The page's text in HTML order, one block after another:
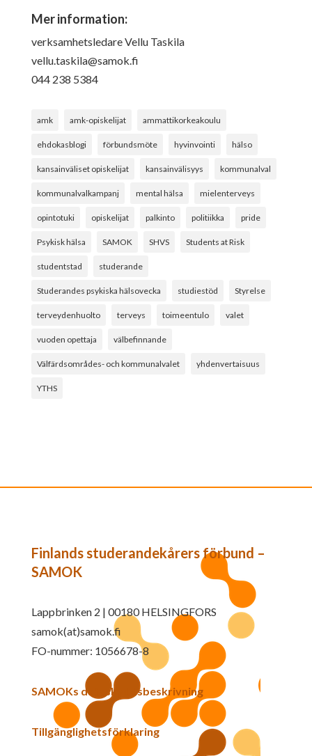
Mer information:
verksamhetsledare Vellu Taskila
vellu.taskila@samok.fi
044 238 5384
amk amk-opiskelijat ammattikorkeakoulu
ehdokasblogi förbundsmöte hyvinvointi hälso
kansainväliset opiskelijat kansainvälisyys kommunalval
kommunalvalkampanj mental hälsa mielenterveys
opintotuki opiskelijat palkinto politiikka pride
Psykisk hälsa SAMOK SHVS Students at Risk
studentstad studerande
Studerandes psykiska hälsovecka studiestöd Styrelse
terveydenhuolto terveys toimeentulo valet
vuoden opettaja välbefinnande
Välfärdsområdes- och kommunalvalet yhdenvertaisuus
YTHS
Finlands studerandekårers förbund –
SAMOK
Lappbrinken 2 | 00180 HELSINGFORS
samok(at)samok.fi
FO-nummer: 1056678-8
SAMOKs dataskyddsbeskrivning
Tillgänglighetsförklaring